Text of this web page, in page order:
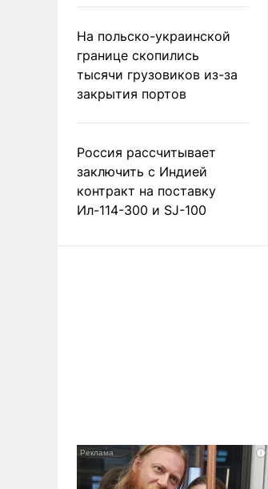
На польско-украинской
границе скопились
тысячи грузовиков из-за
закрытия портов
Россия рассчитывает
заключить с Индией
контракт на поставку
Ил-114-300 и SJ-100